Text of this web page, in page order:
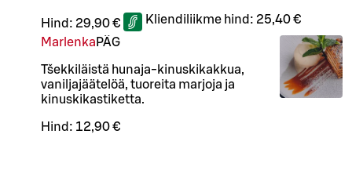
Hind: 29,90 € Kliendiliikme hind: 25,40 €
Marlenka PÄG
Tšekkiläistä hunaja-kinuskikakkua,
vaniljajäätelöä, tuoreita marjoja ja
kinuskikastiketta.
Hind: 12,90 €